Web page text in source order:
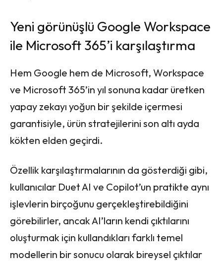
Yeni görünüşlü Google Workspace
ile Microsoft 365’i karşılaştırma
Hem Google hem de Microsoft, Workspace
ve Microsoft 365’in yıl sonuna kadar üretken
yapay zekayı yoğun bir şekilde içermesi
garantisiyle, ürün stratejilerini son altı ayda
kökten elden geçirdi.
Özellik karşılaştırmalarının da gösterdiği gibi,
kullanıcılar Duet AI ve Copilot’un pratikte aynı
işlevlerin birçoğunu gerçekleştirebildiğini
görebilirler, ancak AI’ların kendi çıktılarını
oluşturmak için kullandıkları farklı temel
modellerin bir sonucu olarak bireysel çıktılar